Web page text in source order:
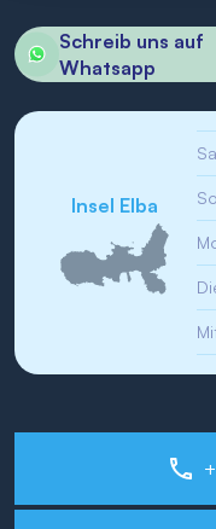
Schreib uns auf
Whatsapp
Insel Elba